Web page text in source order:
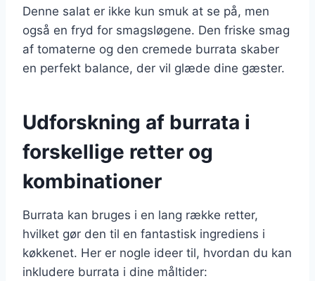
Denne salat er ikke kun smuk at se på, men
også en fryd for smagsløgene. Den friske smag
af tomaterne og den cremede burrata skaber
en perfekt balance, der vil glæde dine gæster.
Udforskning af burrata i
forskellige retter og
kombinationer
Burrata kan bruges i en lang række retter,
hvilket gør den til en fantastisk ingrediens i
køkkenet. Her er nogle ideer til, hvordan du kan
inkludere burrata i dine måltider: